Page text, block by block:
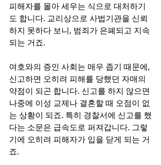
피해자를 몰아 세우는 식으로 대처하기
도 합니다. 교리상으로 사법기관을 신뢰
하지 못하다 보니, 범죄가 은폐되고 지속
되는 거죠.
여호와의 증인 사회는 매우 좁기 때문에,
신고하면 오히려 피해를 당했던 자매의
약점이 되곤 합니다. 신고를 하지 않으면
나중에 이성 교제나 결혼할 때 오점이 없
는 상황이 되죠. 특히 경찰서에 신고를 했
다는 소문은 급속도로 퍼져갑니다. 그렇
기에 오히려 피해자가 입을 닫게 되는 거
죠.